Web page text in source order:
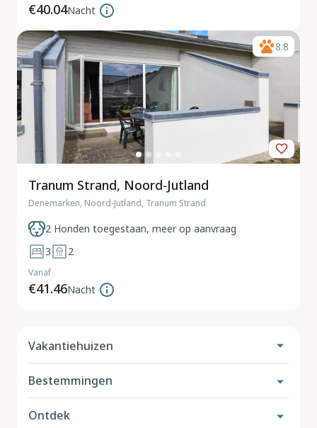
€40.04Nacht
8.8
Tranum Strand, Noord-Jutland
Denemarken, Noord-Jutland, Tranum Strand
2 Honden toegestaan, meer op aanvraag
3
2
Vanaf
€41.46Nacht
Vakantiehuizen
Vakantiehuis met hond
Bestemmingen
Nederland
Ontdek